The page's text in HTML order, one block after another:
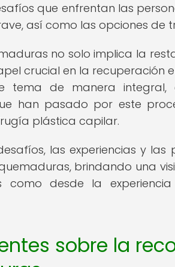
que enfrentan las
así como las opciones de
no solo implica la
crucial en la recuperación
tema de manera integral,
han pasado por este
plástica capilar.
las experiencias y
brindando una
desde la
sobre la